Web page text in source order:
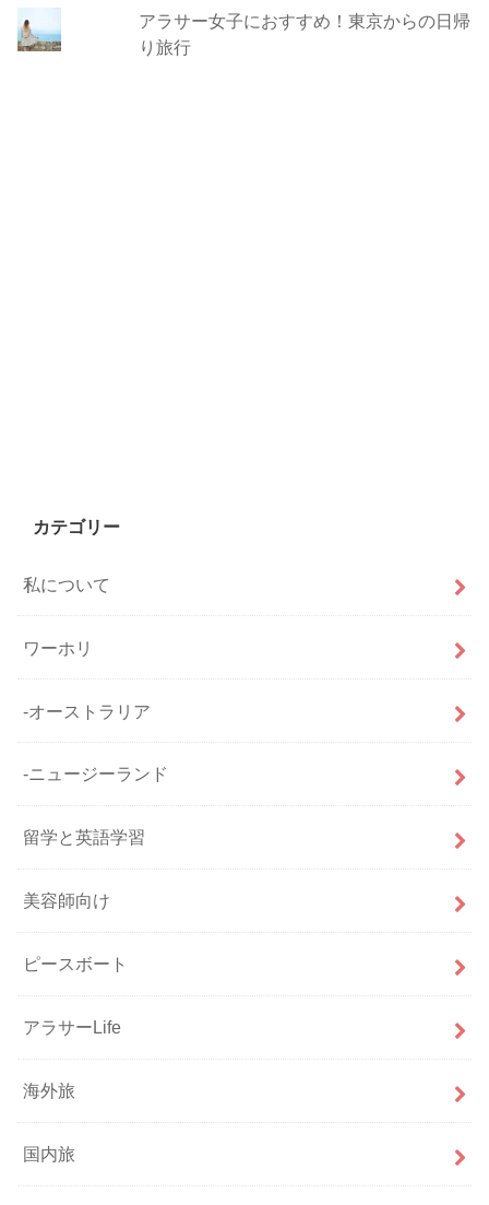
アラサー女子におすすめ！東京からの日帰
り旅行
カテゴリー
私について
ワーホリ
-オーストラリア
-ニュージーランド
留学と英語学習
美容師向け
ピースボート
アラサーLife
海外旅
国内旅